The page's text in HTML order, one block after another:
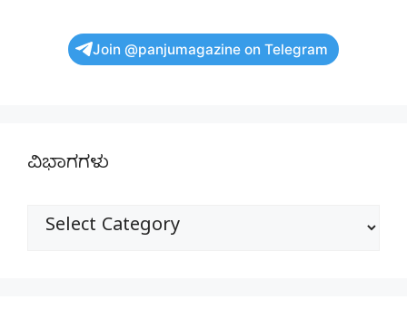
Join @panjumagazine on Telegram
ವಿಭಾಗಗಳು
ವಿಭಾಗಗಳು